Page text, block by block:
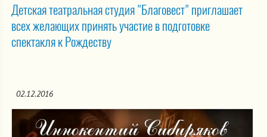
Детская театральная студия "Благовест" приглашает
всех желающих принять участие в подготовке
спектакля к Рождеству
02.12.2016